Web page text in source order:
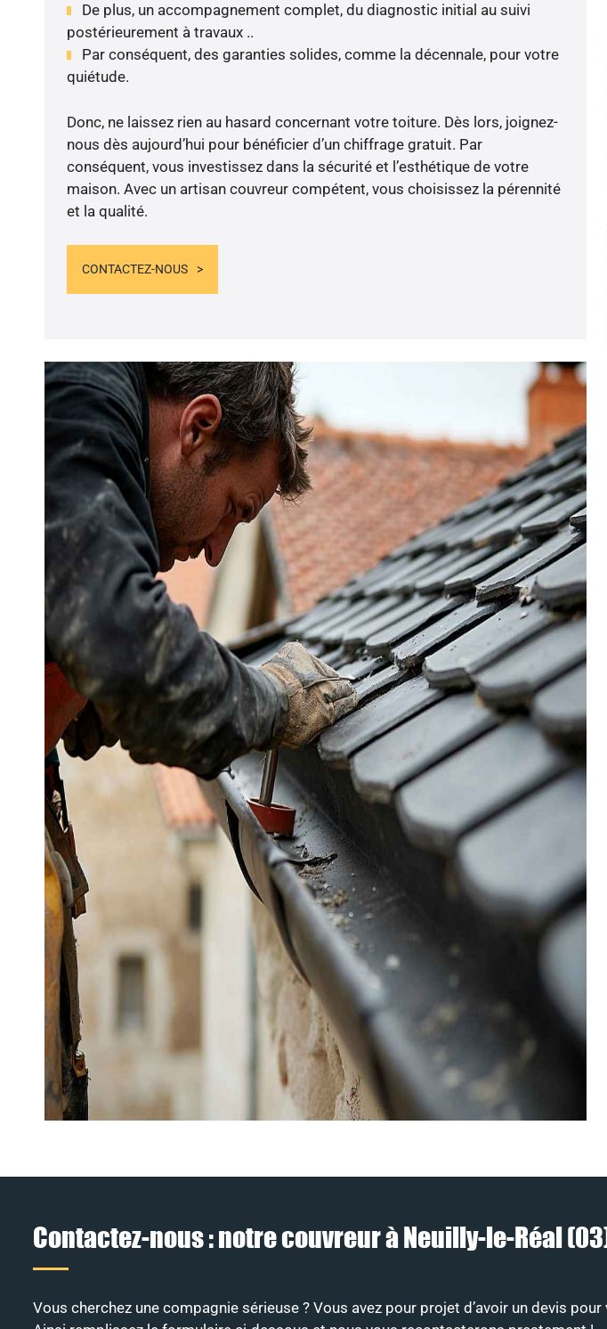
De plus, un accompagnement complet, du diagnostic initial au suivi
postérieurement à travaux ..
Par conséquent, des garanties solides, comme la décennale, pour votre
quiétude.
Donc, ne laissez rien au hasard concernant votre toiture. Dès lors, joignez-
nous dès aujourd’hui pour bénéficier d’un chiffrage gratuit. Par
conséquent, vous investissez dans la sécurité et l’esthétique de votre
maison. Avec un artisan couvreur compétent, vous choisissez la pérennité
et la qualité.
CONTACTEZ-NOUS
Contactez-nous : notre couvreur à Neuilly-le-Réal
Vous cherchez une compagnie sérieuse ? Vous avez pour projet d’avoir un devis pour